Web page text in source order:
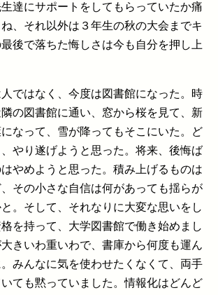
達にサポートをしてもらっていたか痛
、それ以外は３年生の秋の大会までキ
後で落ちた悔しさは今も自分を押し上
ではなく、今度は図書館になった。時
の図書館に通い、窓から桜を見て、新
なって、雪が降ってもそこにいた。ど
やり遂げようと思った。将来、後悔ば
やめようと思った。積み上げるものは
その小さな自信は何があっても揺らが
。そして、それなりに大変な思いをし
を持って、大学図書館で働き始めまし
きいわ重いわで、書庫から何度も運ん
みんなに気を使わせたくなくて、両手
ても黙っていました。情報化はどんど